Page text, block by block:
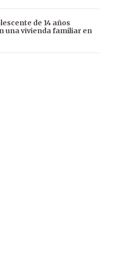
de 14 años
una vivienda familiar en